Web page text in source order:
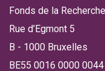
Fonds de la
Rue d’Egmont 5
B - 1000 Bruxelles
BE55 0016 0000 0044